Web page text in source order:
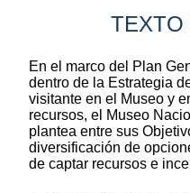
TEXTO
En el marco del Plan
dentro de la Estrategia
visitante en el Museo y
recursos, el Museo
plantea entre sus
diversificación de
de captar recursos e